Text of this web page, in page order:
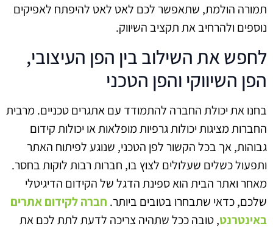
תמורה הולמת, שתאפשר לכם לאט לאט להיפתח לאפיקים
נוספים ולהרחיב את תקציב השיווק.
לחפש את השילוב בין הפן העיצובי,
הפן השיווקי והפן הטכני
בחנו את יכולת החברה להתמודד עם אתגרים טכניים. מרבית
החברות מציגות יכולות גרפיות מופלאות או יכולות קידום
גבוהות, אך בכל הקשור לפן הטכני, שנוגע לפיתוח האתר
ותפעול כשלים שעלולים לצוץ בו, חברות רבות לוקות בחסר.
מאחר ואתר הבית הוא ספינת הדגל של הקידום הדיגיטלי
שלכם, כדאי שתבחרו בטובים ביותר. חברה לקידום אתרים
באינטרנט, טובה ככל שתהיה צריכה לדעת לתת לכם את